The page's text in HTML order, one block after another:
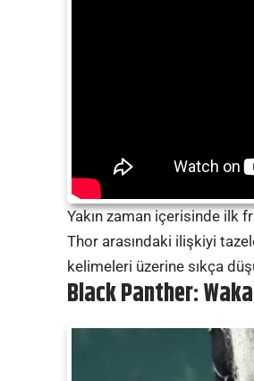
Yakın zaman içerisinde ilk
Thor arasındaki ilişkiyi
kelimeleri üzerine sıkça
Black Panther: